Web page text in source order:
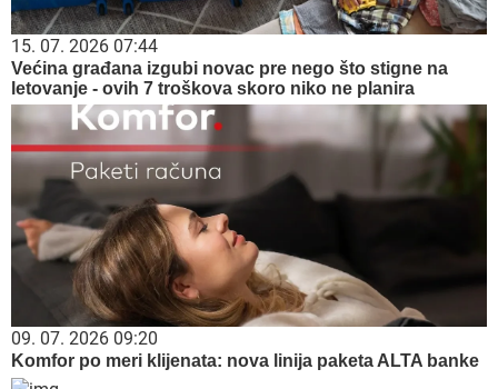
15. 07. 2026 07:44
Većina građana izgubi novac pre nego što stigne na
letovanje - ovih 7 troškova skoro niko ne planira
09. 07. 2026 09:20
Komfor po meri klijenata: nova linija paketa ALTA banke